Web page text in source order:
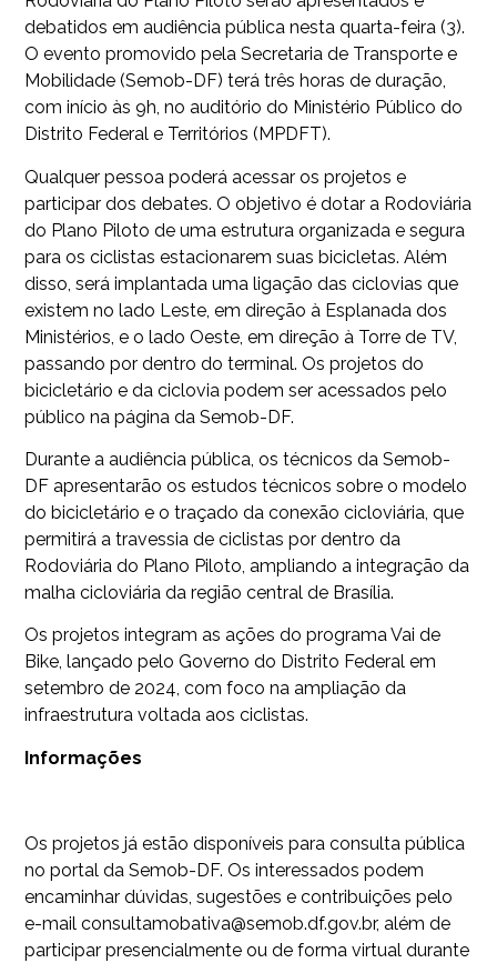
debatidos em audiência pública nesta quarta-feira (3).
O evento promovido pela Secretaria de Transporte e
Mobilidade (Semob-DF) terá três horas de duração,
com início às 9h, no auditório do Ministério Público do
Distrito Federal e Territórios (MPDFT).
Qualquer pessoa poderá acessar os projetos e
participar dos debates. O objetivo é dotar a Rodoviária
do Plano Piloto de uma estrutura organizada e segura
para os ciclistas estacionarem suas bicicletas. Além
disso, será implantada uma ligação das ciclovias que
existem no lado Leste, em direção à Esplanada dos
Ministérios, e o lado Oeste, em direção à Torre de TV,
passando por dentro do terminal. Os projetos do
bicicletário e da ciclovia podem ser acessados pelo
público na página da Semob-DF.
Durante a audiência pública, os técnicos da Semob-
DF apresentarão os estudos técnicos sobre o modelo
do bicicletário e o traçado da conexão cicloviária, que
permitirá a travessia de ciclistas por dentro da
Rodoviária do Plano Piloto, ampliando a integração da
malha cicloviária da região central de Brasília.
Os projetos integram as ações do programa Vai de
Bike, lançado pelo Governo do Distrito Federal em
setembro de 2024, com foco na ampliação da
infraestrutura voltada aos ciclistas.
Informações
Os projetos já estão disponíveis para consulta pública
no portal da Semob-DF. Os interessados podem
encaminhar dúvidas, sugestões e contribuições pelo
e-mail consultamobativa@semob.df.gov.br, além de
participar presencialmente ou de forma virtual durante